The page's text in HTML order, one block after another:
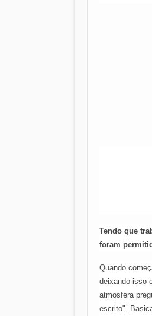
Tendo que
foram
Quando
deixando isso
atmosfera
escrito".